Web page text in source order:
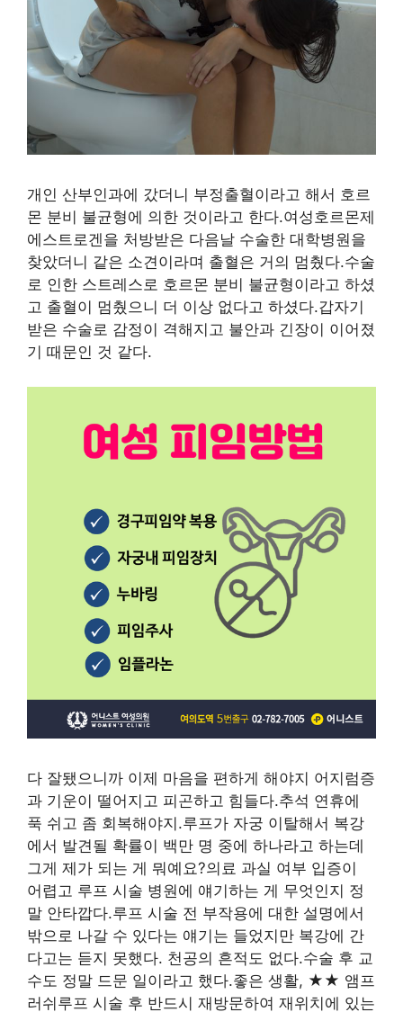
개인 산부인과에 갔더니 부정출혈이라고 해서 호르
몬 분비 불균형에 의한 것이라고 한다.여성호르몬제
에스트로겐을 처방받은 다음날 수술한 대학병원을
찾았더니 같은 소견이라며 출혈은 거의 멈췄다.수술
로 인한 스트레스로 호르몬 분비 불균형이라고 하셨
고 출혈이 멈췄으니 더 이상 없다고 하셨다.갑자기
받은 수술로 감정이 격해지고 불안과 긴장이 이어졌
기 때문인 것 같다.
다 잘됐으니까 이제 마음을 편하게 해야지 어지럼증
과 기운이 떨어지고 피곤하고 힘들다.추석 연휴에
푹 쉬고 좀 회복해야지.루프가 자궁 이탈해서 복강
에서 발견될 확률이 백만 명 중에 하나라고 하는데
그게 제가 되는 게 뭐예요?의료 과실 여부 입증이
어렵고 루프 시술 병원에 얘기하는 게 무엇인지 정
말 안타깝다.루프 시술 전 부작용에 대한 설명에서
밖으로 나갈 수 있다는 얘기는 들었지만 복강에 간
다고는 듣지 못했다. 천공의 흔적도 없다.수술 후 교
수도 정말 드문 일이라고 했다.좋은 생활, ★★ 앰프
러쉬루프 시술 후 반드시 재방문하여 재위치에 있는